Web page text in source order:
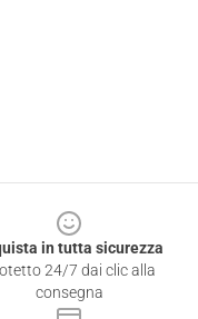
in tutta sicurezza
24/7 dai clic alla
consegna